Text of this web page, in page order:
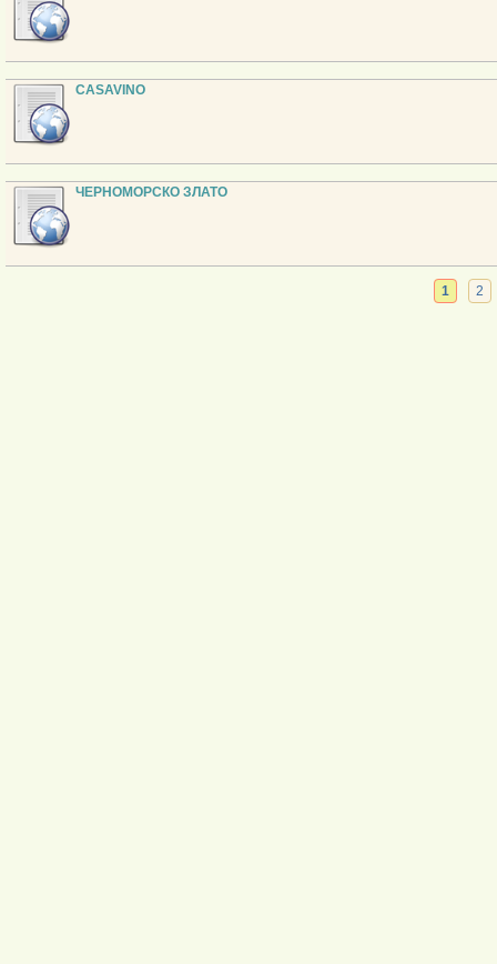
CASAVINO
ЧЕРНОМОРСКО ЗЛАТО
1 2